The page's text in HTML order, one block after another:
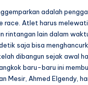
adalah
race. Atlet harus
rintangan lain dalam
saja bisa
dibangun sejak awal
baru-baru ini
Mesir, Ahmed Elgendy,